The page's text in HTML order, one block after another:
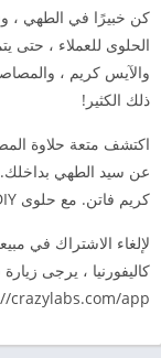
كن خبيرًا في الطهي ،
الحلوى للعملاء ،
والآيس كريم ،
ذلك الكثير!
اكتشف متعة حلاوة
عن سيد الطهي بداخلك.
كريم فاتن. مع حلوى DIY تتحقق أحلامك في صناعة الحلويات!
كاليفورنيا ، يرجى
crazylabs.com/app